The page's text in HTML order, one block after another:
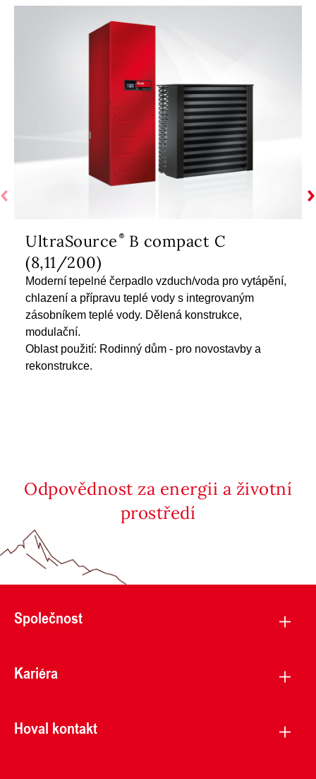
UltraSource
B compact C
(8,11/200)
Moderní tepelné čerpadlo vzduch/voda pro vytápění,
chlazení a přípravu teplé vody s integrovaným
zásobníkem teplé vody. Dělená konstrukce,
modulační.
Oblast použití: Rodinný dům - pro novostavby a
rekonstrukce.
Odpovědnost za energii a životní
prostředí
Společnost
Kariéra
Hoval kontakt